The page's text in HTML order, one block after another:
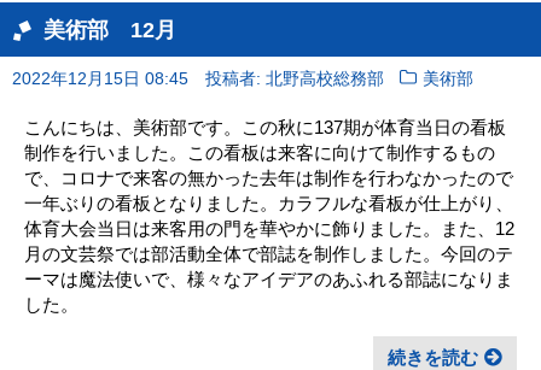
美術部 12月
2022年12月15日 08:45 投稿者: 北野高校総務部 美術部
こんにちは、美術部です。この秋に137期が体育当日の看板
制作を行いました。この看板は来客に向けて制作するもの
で、コロナで来客の無かった去年は制作を行わなかったので
一年ぶりの看板となりました。カラフルな看板が仕上がり、
体育大会当日は来客用の門を華やかに飾りました。また、12
月の文芸祭では部活動全体で部誌を制作しました。今回のテ
ーマは魔法使いで、様々なアイデアのあふれる部誌になりま
した。
続きを読む